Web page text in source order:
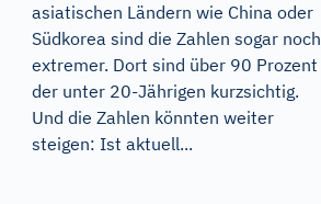
asiatischen Ländern wie China oder
Südkorea sind die Zahlen sogar noch
extremer. Dort sind über 90 Prozent
der unter 20-Jährigen kurzsichtig.
Und die Zahlen könnten weiter
steigen: Ist aktuell...